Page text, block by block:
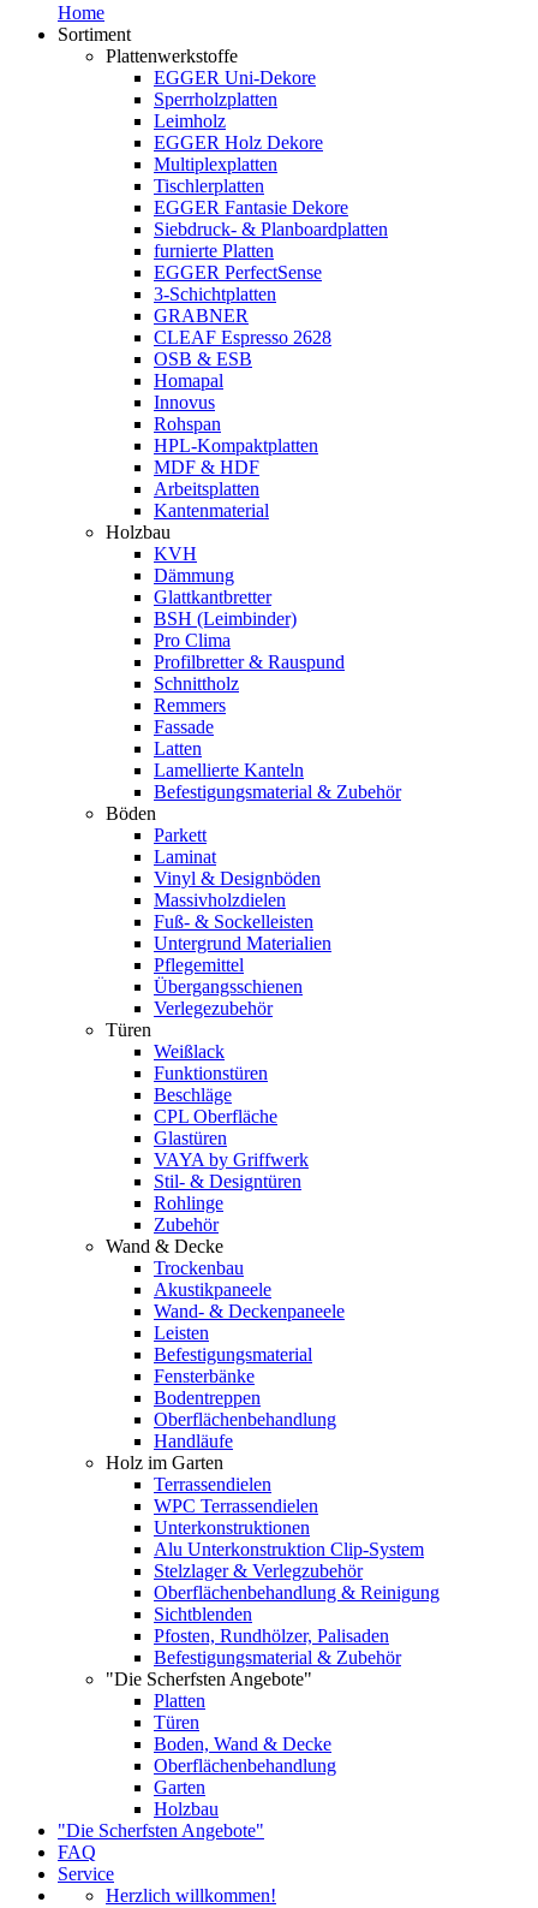
Home
Sortiment
Plattenwerkstoffe
EGGER Uni-Dekore
Sperrholzplatten
Leimholz
EGGER Holz Dekore
Multiplexplatten
Tischlerplatten
EGGER Fantasie Dekore
Siebdruck- & Planboardplatten
furnierte Platten
EGGER PerfectSense
3-Schichtplatten
GRABNER
CLEAF Espresso 2628
OSB & ESB
Homapal
Innovus
Rohspan
HPL-Kompaktplatten
MDF & HDF
Arbeitsplatten
Kantenmaterial
Holzbau
KVH
Dämmung
Glattkantbretter
BSH (Leimbinder)
Pro Clima
Profilbretter & Rauspund
Schnittholz
Remmers
Fassade
Latten
Lamellierte Kanteln
Befestigungsmaterial & Zubehör
Böden
Parkett
Laminat
Vinyl & Designböden
Massivholzdielen
Fuß- & Sockelleisten
Untergrund Materialien
Pflegemittel
Übergangsschienen
Verlegezubehör
Türen
Weißlack
Funktionstüren
Beschläge
CPL Oberfläche
Glastüren
VAYA by Griffwerk
Stil- & Designtüren
Rohlinge
Zubehör
Wand & Decke
Trockenbau
Akustikpaneele
Wand- & Deckenpaneele
Leisten
Befestigungsmaterial
Fensterbänke
Bodentreppen
Oberflächenbehandlung
Handläufe
Holz im Garten
Terrassendielen
WPC Terrassendielen
Unterkonstruktionen
Alu Unterkonstruktion Clip-System
Stelzlager & Verlegzubehör
Oberflächenbehandlung & Reinigung
Sichtblenden
Pfosten, Rundhölzer, Palisaden
Befestigungsmaterial & Zubehör
"Die Scherfsten Angebote"
Platten
Türen
Boden, Wand & Decke
Oberflächenbehandlung
Garten
Holzbau
"Die Scherfsten Angebote"
FAQ
Service
Herzlich willkommen!